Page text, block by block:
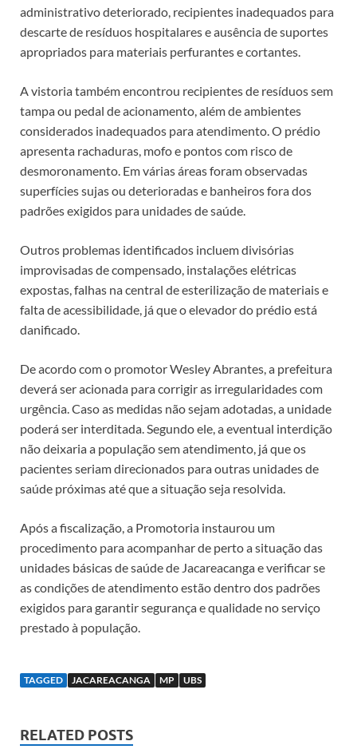
administrativo deteriorado, recipientes inadequados para
descarte de resíduos hospitalares e ausência de suportes
apropriados para materiais perfurantes e cortantes.
A vistoria também encontrou recipientes de resíduos sem
tampa ou pedal de acionamento, além de ambientes
considerados inadequados para atendimento. O prédio
apresenta rachaduras, mofo e pontos com risco de
desmoronamento. Em várias áreas foram observadas
superfícies sujas ou deterioradas e banheiros fora dos
padrões exigidos para unidades de saúde.
Outros problemas identificados incluem divisórias
improvisadas de compensado, instalações elétricas
expostas, falhas na central de esterilização de materiais e
falta de acessibilidade, já que o elevador do prédio está
danificado.
De acordo com o promotor Wesley Abrantes, a prefeitura
deverá ser acionada para corrigir as irregularidades com
urgência. Caso as medidas não sejam adotadas, a unidade
poderá ser interditada. Segundo ele, a eventual interdição
não deixaria a população sem atendimento, já que os
pacientes seriam direcionados para outras unidades de
saúde próximas até que a situação seja resolvida.
Após a fiscalização, a Promotoria instaurou um
procedimento para acompanhar de perto a situação das
unidades básicas de saúde de Jacareacanga e verificar se
as condições de atendimento estão dentro dos padrões
exigidos para garantir segurança e qualidade no serviço
prestado à população.
TAGGED JACAREACANGA MP UBS
RELATED POSTS